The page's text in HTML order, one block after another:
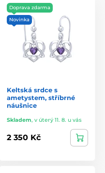
Doprava zdarma
Novinka
Keltská srdce s
ametystem, stříbrné
náušnice
Skladem, v úterý 11. 8. u vás
2 350 Kč